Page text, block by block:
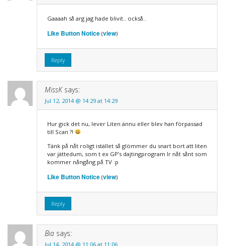
Gaaaah så arg jag hade blivit.. också..
Like Button Notice(view)
Reply
MissK says:
Jul 12, 2014 @ 14:29 at 14:29
Hur gick det nu, lever Liten ännu eller blev han förpassad
till Scan ?!
Tänk på nåt roligt istället så glömmer du snart bort att liten
var jättedum, som t ex GP’s dajtingprogram lr nåt sånt som
kommer nångång på TV :p
Like Button Notice(view)
Reply
Bia says:
Jul 14, 2014 @ 11:06 at 11:06